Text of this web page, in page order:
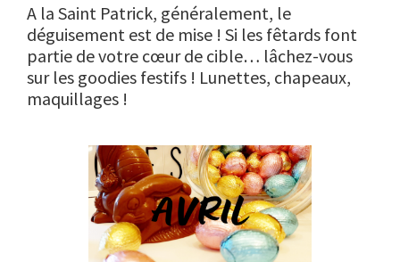
A la Saint Patrick, généralement, le
déguisement est de mise ! Si les fêtards font
partie de votre cœur de cible… lâchez-vous
sur les goodies festifs ! Lunettes, chapeaux,
maquillages !